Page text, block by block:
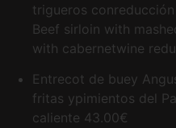
trigueros
Beef sirloin with
with cabernetwine
Entrecot de buey
fritas ypimientos del
caliente 43.00€